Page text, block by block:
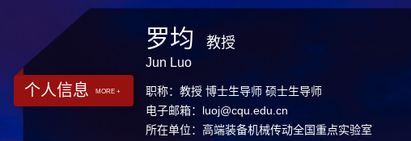
个人信息 MORE +
罗均
Jun Luo
教授
职称：教授 博士生导师 硕士生导师
电子邮箱： luoj@cqu.edu.cn
所在单位：高端装备机械传动全国重点实验室